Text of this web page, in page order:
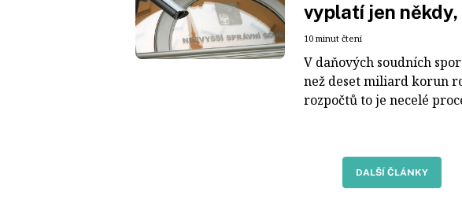
vyplatí jen
10 minut čtení
V daňových soudních
než deset miliard korun
rozpočtů to je necelé
DALŠÍ ČLÁNKY